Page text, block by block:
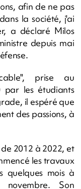
afin de ne pas
la société, j'ai
a déclaré Milos
depuis mai
prise au
par les étudiants
il espéré que
des passions, à
2012 à 2022, et
les travaux
quelques mois à
Son